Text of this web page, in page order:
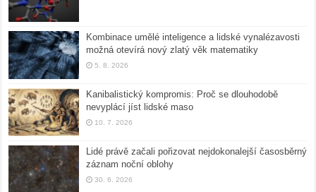
Kombinace umělé inteligence a lidské vynalézavosti
možná otevírá nový zlatý věk matematiky
5. 8. 2026
Kanibalistický kompromis: Proč se dlouhodobě
nevyplácí jíst lidské maso
10. 7. 2026
Lidé právě začali pořizovat nejdokonalejší časosběrný
záznam noční oblohy
30. 6. 2026